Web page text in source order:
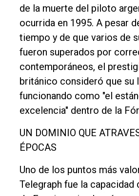
de la muerte del piloto
ocurrida en 1995. A pesar
tiempo y de que varios de
fueron superados por
contemporáneos, el
británico consideró que su
funcionando como "el
excelencia" dentro de la
UN DOMINIO QUE
ÉPOCAS
Uno de los puntos más
Telegraph fue la capacidad